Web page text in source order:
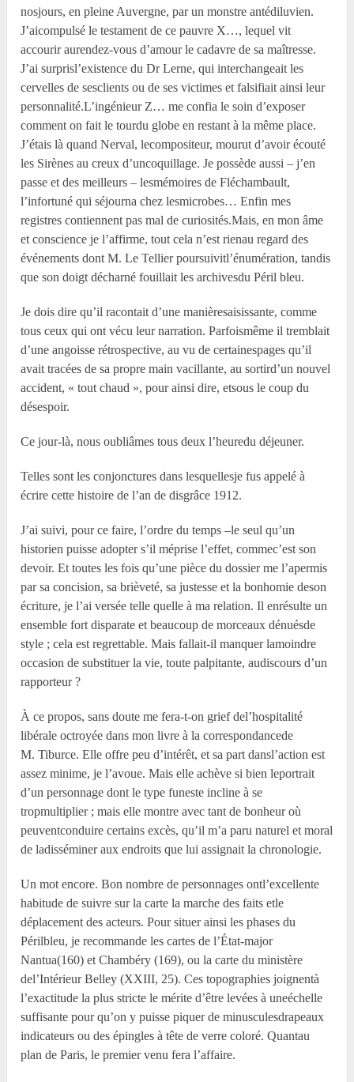
nosjours, en pleine Auvergne, par un monstre antédiluvien.
J’aicompulsé le testament de ce pauvre X…, lequel vit
accourir aurendez-vous d’amour le cadavre de sa maîtresse.
J’ai surprisl’existence du Dr Lerne, qui interchangeait les
cervelles de sesclients ou de ses victimes et falsifiait ainsi leur
personnalité.L’ingénieur Z… me confia le soin d’exposer
comment on fait le tourdu globe en restant à la même place.
J’étais là quand Nerval, lecompositeur, mourut d’avoir écouté
les Sirènes au creux d’uncoquillage. Je possède aussi – j’en
passe et des meilleurs – lesmémoires de Fléchambault,
l’infortuné qui séjourna chez lesmicrobes… Enfin mes
registres contiennent pas mal de curiosités.Mais, en mon âme
et conscience je l’affirme, tout cela n’est rienau regard des
événements dont M. Le Tellier poursuivitl’énumération, tandis
que son doigt décharné fouillait les archivesdu Péril bleu.
Je dois dire qu’il racontait d’une manièresaisissante, comme
tous ceux qui ont vécu leur narration. Parfoismême il tremblait
d’une angoisse rétrospective, au vu de certainespages qu’il
avait tracées de sa propre main vacillante, au sortird’un nouvel
accident, « tout chaud », pour ainsi dire, etsous le coup du
désespoir.
Ce jour-là, nous oubliâmes tous deux l’heuredu déjeuner.
Telles sont les conjonctures dans lesquellesje fus appelé à
écrire cette histoire de l’an de disgrâce 1912.
J’ai suivi, pour ce faire, l’ordre du temps –le seul qu’un
historien puisse adopter s’il méprise l’effet, commec’est son
devoir. Et toutes les fois qu’une pièce du dossier me l’apermis
par sa concision, sa brièveté, sa justesse et la bonhomie deson
écriture, je l’ai versée telle quelle à ma relation. Il enrésulte un
ensemble fort disparate et beaucoup de morceaux dénuésde
style ; cela est regrettable. Mais fallait-il manquer lamoindre
occasion de substituer la vie, toute palpitante, audiscours d’un
rapporteur ?
À ce propos, sans doute me fera-t-on grief del’hospitalité
libérale octroyée dans mon livre à la correspondancede
M. Tiburce. Elle offre peu d’intérêt, et sa part dansl’action est
assez minime, je l’avoue. Mais elle achève si bien leportrait
d’un personnage dont le type funeste incline à se
tropmultiplier ; mais elle montre avec tant de bonheur où
peuventconduire certains excès, qu’il m’a paru naturel et moral
de ladisséminer aux endroits que lui assignait la chronologie.
Un mot encore. Bon nombre de personnages ontl’excellente
habitude de suivre sur la carte la marche des faits etle
déplacement des acteurs. Pour situer ainsi les phases du
Périlbleu, je recommande les cartes de l’État-major
Nantua(160) et Chambéry (169), ou la carte du ministère
del’Intérieur Belley (XXIII, 25). Ces topographies joignentà
l’exactitude la plus stricte le mérite d’être levées à uneéchelle
suffisante pour qu’on y puisse piquer de minusculesdrapeaux
indicateurs ou des épingles à tête de verre coloré. Quantau
plan de Paris, le premier venu fera l’affaire.